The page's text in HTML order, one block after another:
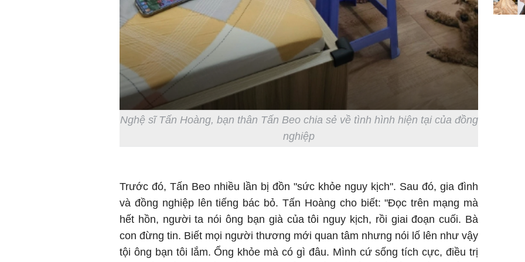
Nghệ sĩ Tấn Hoàng, bạn thân Tấn Beo chia sẻ về tình hình hiện tại của đồng
nghiệp
Trước đó, Tấn Beo nhiều lần bị đồn "sức khỏe nguy kịch". Sau đó, gia đình
và đồng nghiệp lên tiếng bác bỏ. Tấn Hoàng cho biết: "Đọc trên mạng mà
hết hồn, người ta nói ông bạn già của tôi nguy kịch, rồi giai đoạn cuối. Bà
con đừng tin. Biết mọi người thương mới quan tâm nhưng nói lố lên như vậy
tội ông bạn tôi lắm. Ổng khỏe mà có gì đâu. Mình cứ sống tích cực, điều trị
Mão -